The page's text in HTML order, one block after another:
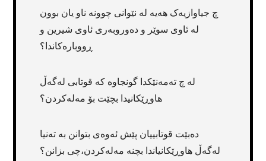
چ جیاوازیەک هەیە لە نێوانی چوونە ناو یان بوون
لە ئاوی سوێر و دەوروبەری ئاوی شیرین و
ڕووبارەکاندا؟
لە چ تەمەنێکدا گونجاوە کە قوتابی لەگەڵ
هاوڕێکانیدا بچێت بۆ مەلەکردن؟
دەبێت قوتابییان پێش ئەوەی بتوانن بە تەنیا
لەگەڵ هاوڕێکانیاندا بچنە مەلەکردن،چی بزانن؟